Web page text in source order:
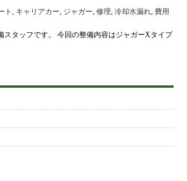
ト, キャリアカー, ジャガー,修理,冷却水漏れ,費用
スタッフです。 今回の整備内容はジャガーXタイプ